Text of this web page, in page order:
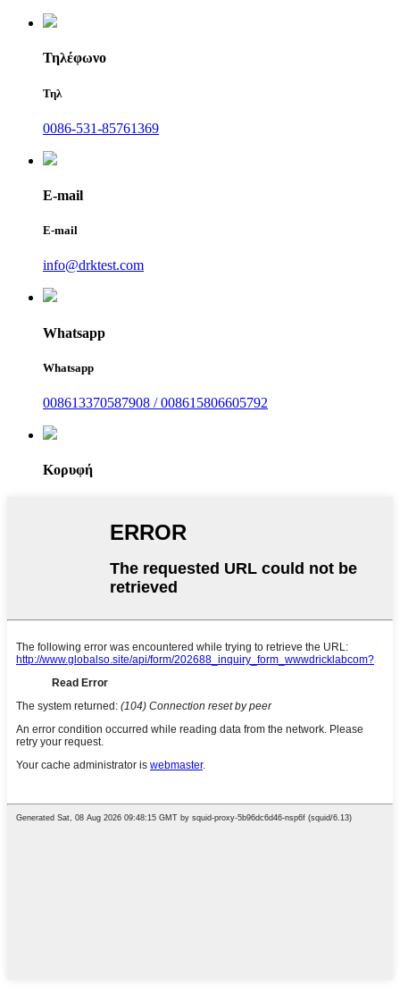
Τηλέφωνο
Τηλ
0086-531-85761369
E-mail
E-mail
info@drktest.com
Whatsapp
Whatsapp
008613370587908 / 008615806605792
Κορυφή